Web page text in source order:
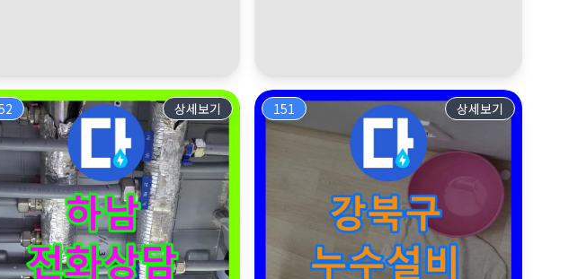
상세보기 151 상세보기